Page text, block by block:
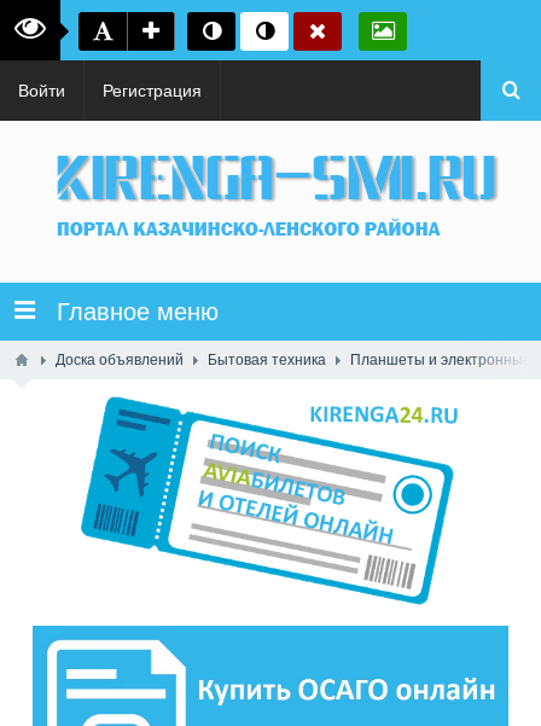
Войти Регистрация
Главное меню
Доска объявлений Бытовая техника Планшеты и электронные